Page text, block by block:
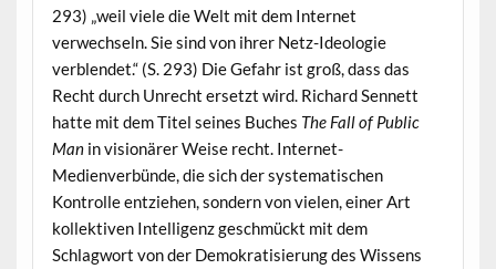
293) „weil viele die Welt mit dem Internet
verwechseln. Sie sind von ihrer Netz-Ideologie
verblendet.“ (S. 293) Die Gefahr ist groß, dass das
Recht durch Unrecht ersetzt wird. Richard Sennett
hatte mit dem Titel seines Buches The Fall of Public
Manin visionärer Weise recht. Internet-
Medienverbünde, die sich der systematischen
Kontrolle entziehen, sondern von vielen, einer Art
kollektiven Intelligenz geschmückt mit dem
Schlagwort von der Demokratisierung des Wissens